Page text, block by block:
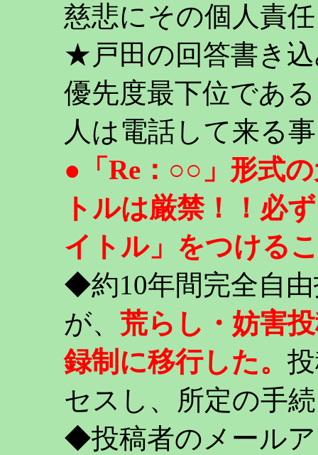
慈悲にその個人責
★戸田の回答書き
優先度最下位であ
人は電話して来る
●「Re：○○」形式
トルは厳禁！！必
イトル」をつける
◆約10年間完全自
が、 荒らし・妨害
録制に移行した。
セスし、所定の手
◆投稿者のメール